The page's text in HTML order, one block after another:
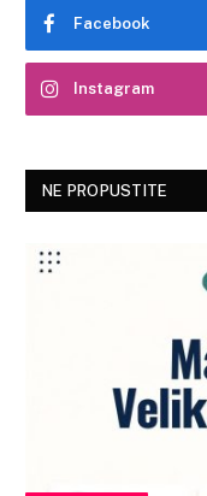
Facebook
Instagram
NE PROPUSTITE